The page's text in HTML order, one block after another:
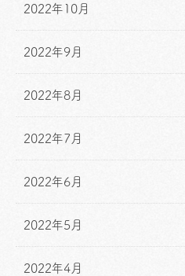
2022年10月
2022年9月
2022年8月
2022年7月
2022年6月
2022年5月
2022年4月